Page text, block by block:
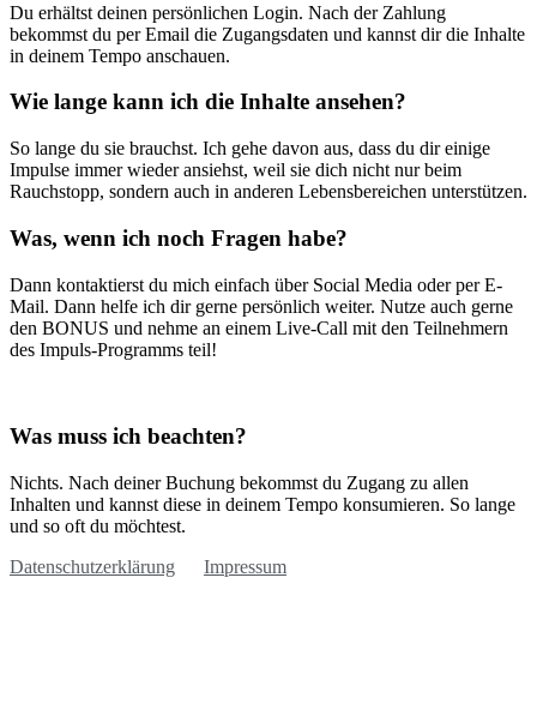
Du erhältst deinen persönlichen Login. Nach der Zahlung
bekommst du per Email die Zugangsdaten und kannst dir die Inhalte
in deinem Tempo anschauen.
Wie lange kann ich die Inhalte ansehen?
So lange du sie brauchst. Ich gehe davon aus, dass du dir einige
Impulse immer wieder ansiehst, weil sie dich nicht nur beim
Rauchstopp, sondern auch in anderen Lebensbereichen unterstützen.
Was, wenn ich noch Fragen habe?
Dann kontaktierst du mich einfach über Social Media oder per E-
Mail. Dann helfe ich dir gerne persönlich weiter. Nutze auch gerne
den BONUS und nehme an einem Live-Call mit den Teilnehmern
des Impuls-Programms teil!
Was muss ich beachten?
Nichts. Nach deiner Buchung bekommst du Zugang zu allen
Inhalten und kannst diese in deinem Tempo konsumieren. So lange
und so oft du möchtest.
Datenschutzerklärung
Impressum